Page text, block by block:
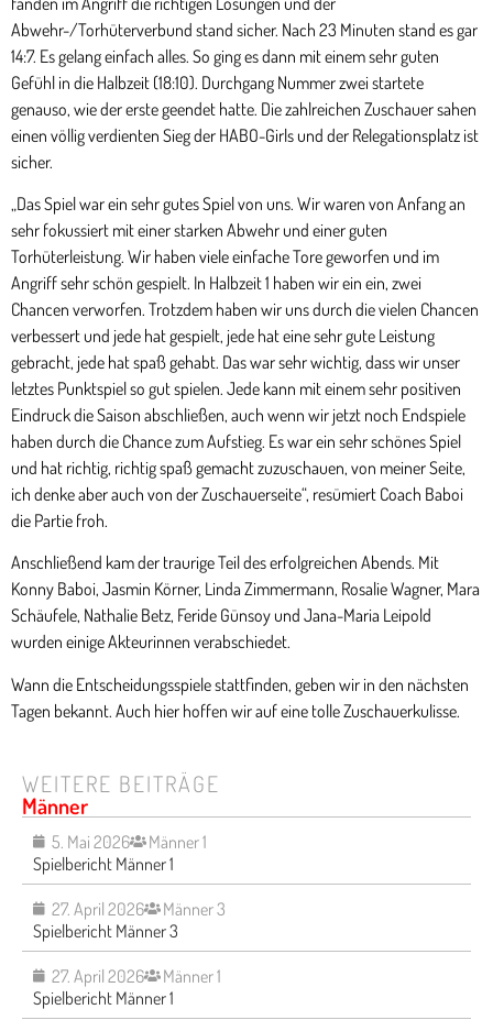
Abwehr-/Torhüterverbund stand sicher. Nach 23 Minuten stand es gar
14:7. Es gelang einfach alles. So ging es dann mit einem sehr guten
Gefühl in die Halbzeit (18:10). Durchgang Nummer zwei startete
genauso, wie der erste geendet hatte. Die zahlreichen Zuschauer sahen
einen völlig verdienten Sieg der HABO-Girls und der Relegationsplatz ist
sicher.
„Das Spiel war ein sehr gutes Spiel von uns. Wir waren von Anfang an
sehr fokussiert mit einer starken Abwehr und einer guten
Torhüterleistung. Wir haben viele einfache Tore geworfen und im
Angriff sehr schön gespielt. In Halbzeit 1 haben wir ein ein, zwei
Chancen verworfen. Trotzdem haben wir uns durch die vielen Chancen
verbessert und jede hat gespielt, jede hat eine sehr gute Leistung
gebracht, jede hat spaß gehabt. Das war sehr wichtig, dass wir unser
letztes Punktspiel so gut spielen. Jede kann mit einem sehr positiven
Eindruck die Saison abschließen, auch wenn wir jetzt noch Endspiele
haben durch die Chance zum Aufstieg. Es war ein sehr schönes Spiel
und hat richtig, richtig spaß gemacht zuzuschauen, von meiner Seite,
ich denke aber auch von der Zuschauerseite“, resümiert Coach Baboi
die Partie froh.
Anschließend kam der traurige Teil des erfolgreichen Abends. Mit
Konny Baboi, Jasmin Körner, Linda Zimmermann, Rosalie Wagner, Mara
Schäufele, Nathalie Betz, Feride Günsoy und Jana-Maria Leipold
wurden einige Akteurinnen verabschiedet.
Wann die Entscheidungsspiele stattfinden, geben wir in den nächsten
Tagen bekannt. Auch hier hoffen wir auf eine tolle Zuschauerkulisse.
WEITERE BEITRÄGE
Männer
5. Mai 2026
Männer 1
Spielbericht Männer 1
27. April 2026
Männer 3
Spielbericht Männer 3
27. April 2026
Männer 1
Spielbericht Männer 1